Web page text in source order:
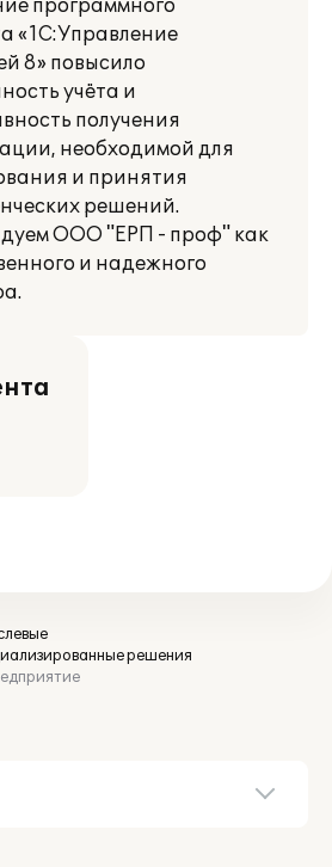
программного
«1С:Управление
8» повысило
учёта и
получения
необходимой для
и принятия
решений.
ООО "ЕРП - проф" как
и надежного
решения